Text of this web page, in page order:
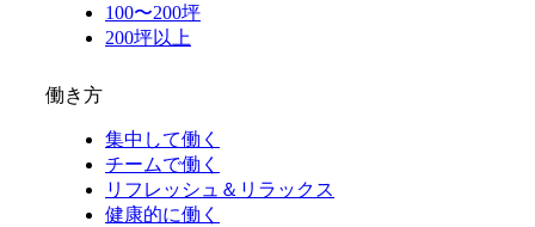
100〜200坪
200坪以上
働き方
集中して働く
チームで働く
リフレッシュ＆リラックス
健康的に働く